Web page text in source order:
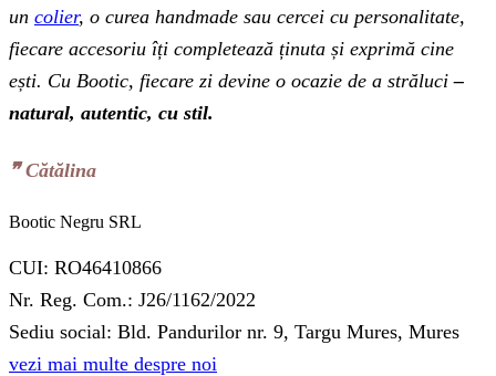
un colier, o curea handmade sau cercei cu personalitate,
fiecare accesoriu îți completează ținuta și exprimă cine
ești. Cu Bootic, fiecare zi devine o ocazie de a străluci –
natural, autentic, cu stil.
❞‬ Cătălina
Bootic Negru SRL
CUI: RO46410866
Nr. Reg. Com.: J26/1162/2022
Sediu social: Bld. Pandurilor nr. 9, Targu Mures, Mures
vezi mai multe despre noi